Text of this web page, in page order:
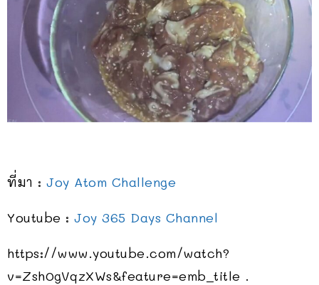
ที่มา : Joy Atom Challenge
Youtube : Joy 365 Days Channel
https://www.youtube.com/watch?
v=Zsh0gVqzXWs&feature=emb_title .